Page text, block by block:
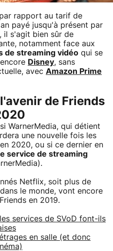
rapport au tarif de
payé jusqu'à présent par
il s'agit bien sûr de
notamment face aux
de streaming vidéo qui se
Disney, sans
avec Amazon Prime
de Friends
WarnerMedia, qui détient
une nouvelle fois les
2020, ou si ce dernier en
le service de streaming
Netflix, soit plus de
le monde, vont encore
en 2019.
services de SVoD font-ils
en salle (et donc